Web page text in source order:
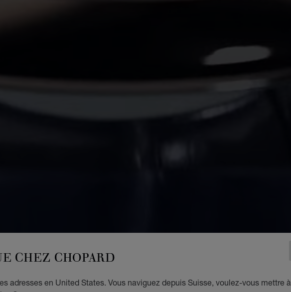
CHEZ CHOPARD
adresses en United States. Vous naviguez depuis Suisse, voulez-vous mettre à